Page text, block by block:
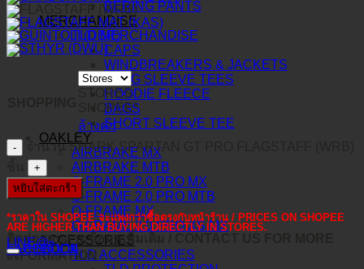
BERING PANTS
MERCHANDISE
TLD MERCHANDISE
CAPS
WINDBREAKERS & JACKETS
LONG SLEEVE TEES
HOODIE FLEECE
BAGS
SHORT SLEEVE TEE
OAKLEY
AIRBRAKE MX
AIRBRAKE MTB
O-FRAME 2.0 PRO MX
O-FRAME 2.0 PRO MTB
O-FRAME MX
O-FRAME 2.0 PRO XS MX
ACCESSORIES
TLD ACCESSORIES
STORES
SHOPEE*
ล้างค่า
จำนวน SHARK SPARTAN GT PRO FLAGSTAFF (WRB)
หยิบใส่ตะกร้า
*ราคาใน SHOPEE จะแพงกว่าซื้อตรงกับหน้าร้าน / PRICES ON SHOPEE
ARE HIGHER THAN BUYING DIRECTLY IN STORES.
ติดต่อสอบถามข้อมูลเพิ่มเติม / CONTACT US FOR MORE
INFORMATION :
LINE@
FACEBOOK
คำอธิบาย